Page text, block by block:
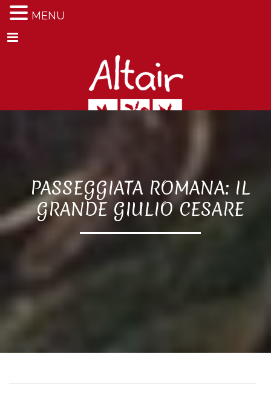
Menu
PASSEGGIATA ROMANA: IL
GRANDE GIULIO CESARE
MENU